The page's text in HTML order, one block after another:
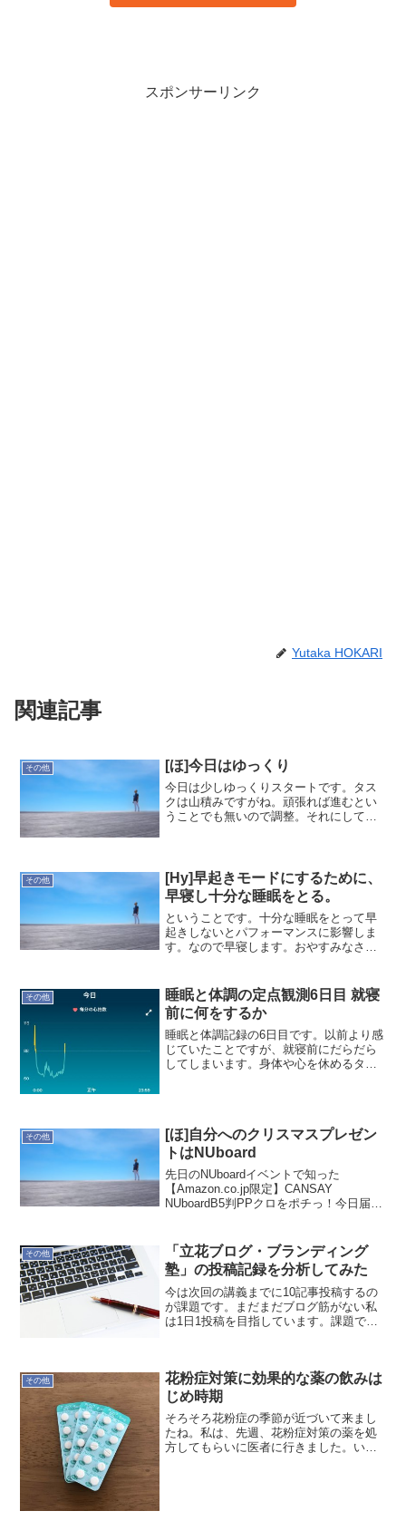
スポンサーリンク
Yutaka HOKARI
関連記事
その他 [ほ]今日はゆっくり
今日は少しゆっくりスタートです。タス
クは山積みですがね。頑張れば進むとい
うことでも無いので調整。それにして
その他
[Hy]早起きモードにするために、
早寝し十分な睡眠をとる。
ということです。十分な睡眠をとって早
起きしないとパフォーマンスに影響しま
す。なので早寝します。おやすみなさ
その他
睡眠と体調の定点観測6日目 就寝
前に何をするか
睡眠と体調記録の6日目です。以前より感
じていたことですが、就寝前にだらだら
してしまいます。身体や心を休めるタメ
その他
[ほ]自分へのクリスマスプレゼン
トはNUboard
先日のNUboardイベントで知った
【Amazon.co.jp限定】CANSAY
NUboardB5判PPクロをポチっ！今日届い
その他
「立花ブログ・ブランディング
塾」の投稿記録を分析してみた
今は次回の講義までに10記事投稿するの
が課題です。まだまだブログ筋がない私
は1日1投稿を目指しています。課題では
す。その投稿...
その他
花粉症対策に効果的な薬の飲みは
じめ時期
そろそろ花粉症の季節が近づいて来まし
たね。私は、先週、花粉症対策の薬を処
方してもらいに医者に行きました。いつ